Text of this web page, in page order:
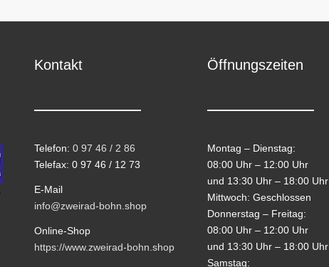
Kontakt
Telefon: 0 97 46 / 2 86
Telefax: 0 97 46 / 12 73
E-Mail
info@zweirad-bohn.shop
Online-Shop
https://www.zweirad-bohn.shop
Öffnungszeiten
Montag – Dienstag:
08:00 Uhr – 12:00 Uhr
und 13:30 Uhr – 18:00 Uhr
Mittwoch: Geschlossen
Donnerstag – Freitag:
08:00 Uhr – 12:00 Uhr
und 13:30 Uhr – 18:00 Uhr
Samstag: